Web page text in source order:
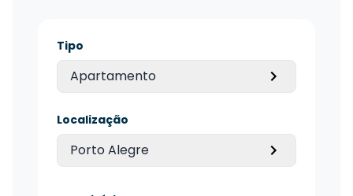
Tipo
Apartamento
Localização
Porto Alegre